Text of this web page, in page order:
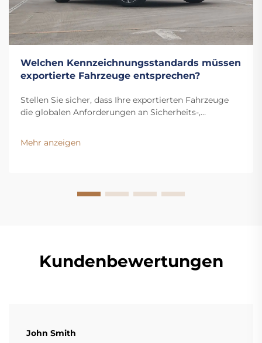
Welchen Kennzeichnungsstandards müssen
exportierte Fahrzeuge entsprechen?
Stellen Sie sicher, dass Ihre exportierten Fahrzeuge
die globalen Anforderungen an Sicherheits-,
laden Sie jetzt die vollständige Checkliste zur
Mehr anzeigen
Kundenbewertungen
John Smith